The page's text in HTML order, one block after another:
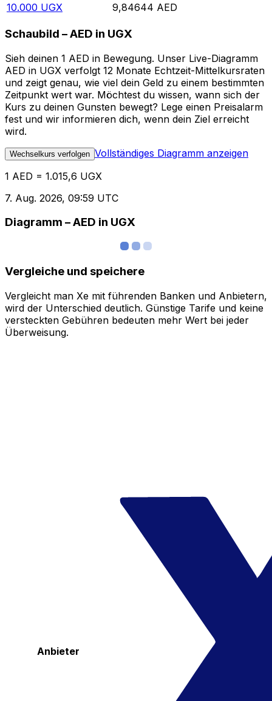
10.000 UGX 9,84644 AED
Schaubild – AED in UGX
Sieh deinen 1 AED in Bewegung. Unser Live-Diagramm
AED in UGX verfolgt 12 Monate Echtzeit-Mittelkursraten
und zeigt genau, wie viel dein Geld zu einem bestimmten
Zeitpunkt wert war. Möchtest du wissen, wann sich der
Kurs zu deinen Gunsten bewegt? Lege einen Preisalarm
fest und wir informieren dich, wenn dein Ziel erreicht
wird.
Wechselkurs verfolgen Vollständiges Diagramm anzeigen
1 AED = 1.015,6 UGX
7. Aug. 2026, 09:59 UTC
Diagramm – AED in UGX
Vergleiche und speichere
Vergleicht man Xe mit führenden Banken und Anbietern,
wird der Unterschied deutlich. Günstige Tarife und keine
versteckten Gebühren bedeuten mehr Wert bei jeder
Überweisung.
Anbieter